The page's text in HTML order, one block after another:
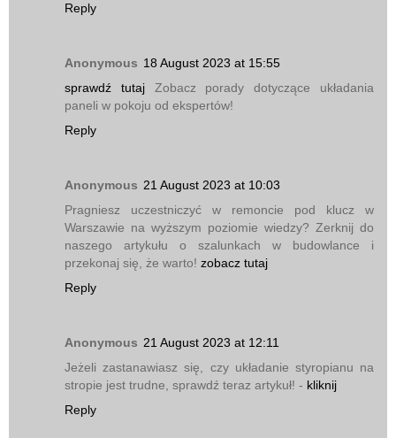
Reply
Anonymous 18 August 2023 at 15:55
sprawdź tutajZobacz porady dotyczące układania
paneli w pokoju od ekspertów!
Reply
Anonymous 21 August 2023 at 10:03
Pragniesz uczestniczyć w remoncie pod klucz w
Warszawie na wyższym poziomie wiedzy? Zerknij do
naszego artykułu o szalunkach w budowlance i
przekonaj się, że warto! zobacz tutaj
Reply
Anonymous 21 August 2023 at 12:11
Jeżeli zastanawiasz się, czy układanie styropianu na
stropie jest trudne, sprawdź teraz artykuł! - kliknij
Reply